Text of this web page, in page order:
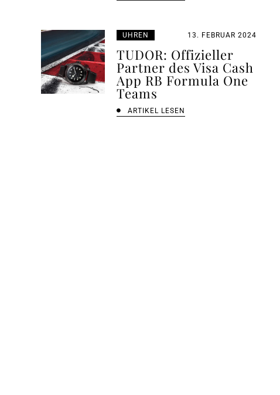
UHREN 13. FEBRUAR 2024
TUDOR: Offizieller
Partner des Visa Cash
App RB Formula One
Teams
ARTIKEL LESEN